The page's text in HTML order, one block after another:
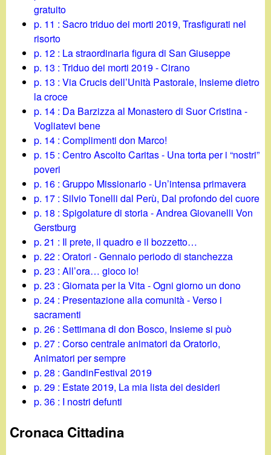
gratuito
p. 11 : Sacro triduo dei morti 2019, Trasfigurati nel
risorto
p. 12 : La straordinaria figura di San Giuseppe
p. 13 : Triduo dei morti 2019 - Cirano
p. 13 : Via Crucis dell’Unità Pastorale, Insieme dietro
la croce
p. 14 : Da Barzizza al Monastero di Suor Cristina -
Vogliatevi bene
p. 14 : Complimenti don Marco!
p. 15 : Centro Ascolto Caritas - Una torta per i “nostri”
poveri
p. 16 : Gruppo Missionario - Un’intensa primavera
p. 17 : Silvio Tonelli dal Perù, Dal profondo del cuore
p. 18 : Spigolature di storia - Andrea Giovanelli Von
Gerstburg
p. 21 : Il prete, il quadro e il bozzetto…
p. 22 : Oratori - Gennaio periodo di stanchezza
p. 23 : All’ora… gioco io!
p. 23 : Giornata per la Vita - Ogni giorno un dono
p. 24 : Presentazione alla comunità - Verso i
sacramenti
p. 26 : Settimana di don Bosco, Insieme si può
p. 27 : Corso centrale animatori da Oratorio,
Animatori per sempre
p. 28 : GandinFestival 2019
p. 29 : Estate 2019, La mia lista dei desideri
p. 36 : I nostri defunti
Cronaca Cittadina